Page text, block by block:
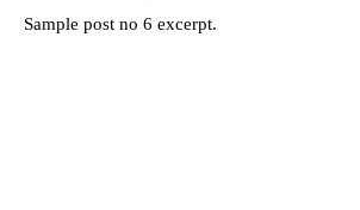
Sample post no 6 excerpt.